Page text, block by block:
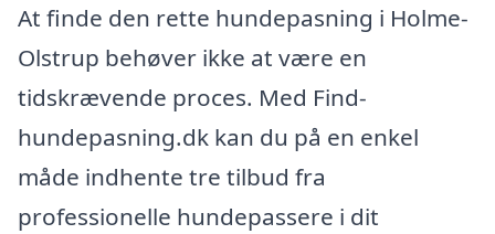
At finde den rette hundepasning i Holme-
Olstrup behøver ikke at være en
tidskrævende proces. Med Find-
hundepasning.dk kan du på en enkel
måde indhente tre tilbud fra
professionelle hundepassere i dit